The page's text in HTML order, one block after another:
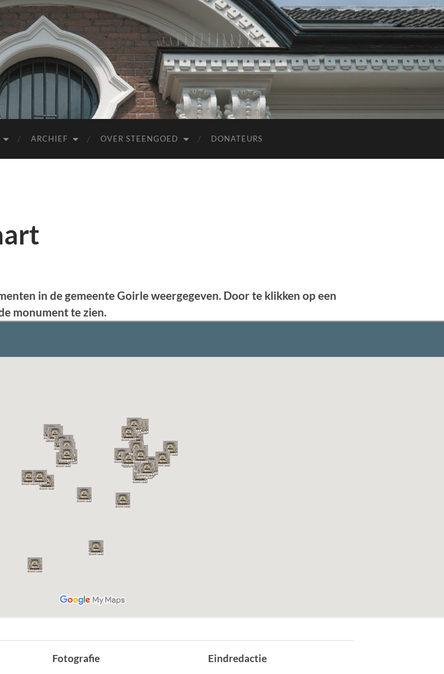
ARCHIEF OVER STEENGOED DONATEURS
in de gemeente Goirle weergegeven. Door te klikken op een
monument te zien.
Fotografie Eindredactie